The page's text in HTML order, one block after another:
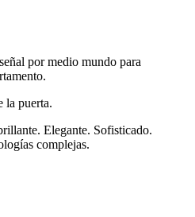
por medio mundo para
la puerta.
Elegante. Sofisticado.
complejas.